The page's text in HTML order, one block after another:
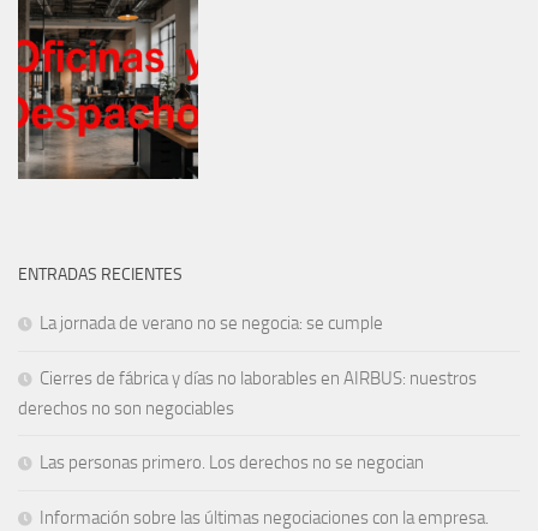
ENTRADAS RECIENTES
La jornada de verano no se negocia: se cumple
Cierres de fábrica y días no laborables en AIRBUS: nuestros
derechos no son negociables
Las personas primero. Los derechos no se negocian
Información sobre las últimas negociaciones con la empresa.